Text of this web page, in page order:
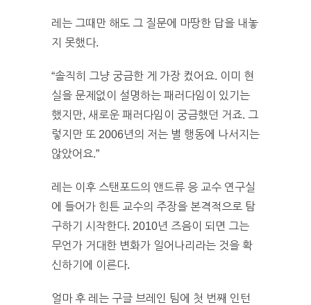
레는 그때만 해도 그 질문에 마땅한 답을 내놓
지 못했다.
“솔직히 그냥 궁금한 게 가장 컸어요. 이미 현
실을 문제없이 설명하는 패러다임이 있기는
했지만, 새로운 패러다임이 궁금했던 거죠. 그
렇지만 또 2006년의 저는 별 행동에 나서지는
않았어요.”
레는 이후 스탠포드의 앤드류 응 교수 연구실
에 들어가 힌튼 교수의 주장을 본격적으로 탐
구하기 시작한다. 2010년 즈음이 되면 그는
무언가 거대한 변화가 일어나리라는 것을 확
신하기에 이른다.
얼마 후 레는 구글 브레인 팀에 첫 번째 인턴